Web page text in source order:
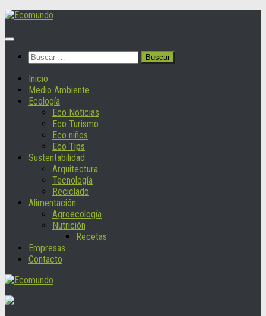
Saltar
contenido
Buscar:
Inicio
Medio Ambiente
Ecología
Eco Noticias
Eco Turismo
Eco niños
Eco Tips
Sustentabilidad
Arquitectura
Tecnología
Reciclado
Alimentación
Agroecología
Nutrición
Recetas
Empresas
Contacto